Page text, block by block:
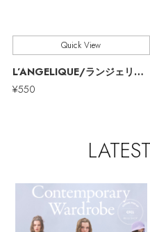
【リネン】涼しい夏素
【レース】上品な透け
【限定】ここでしか買
ウェア
すべてのウェア
ワンピース・チュニッ
シューズ
パンプス
カゴバッグ
すべてのファッション
アクセサリー
Quick View
L’ANGELIQUE/ランジェリーク
¥550